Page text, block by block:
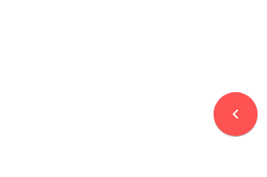
navigate_before